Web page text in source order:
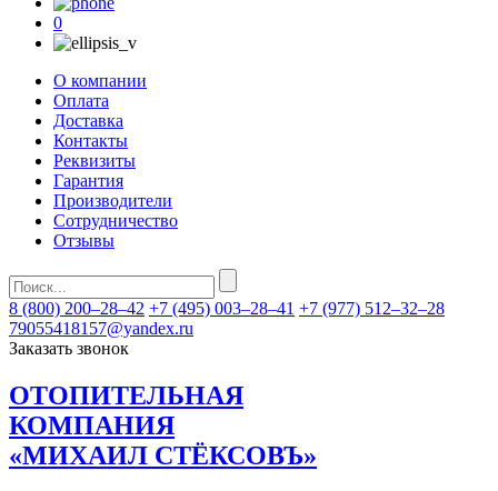
0
О компании
Оплата
Доставка
Контакты
Реквизиты
Гарантия
Производители
Сотрудничество
Отзывы
8 (800) 200–28–42 +7 (495) 003–28–41 +7 (977) 512–32–28
79055418157@yandex.ru
Заказать звонок
ОТОПИТЕЛЬНАЯ
КОМПАНИЯ
«МИХАИЛ СТЁКСОВЪ»